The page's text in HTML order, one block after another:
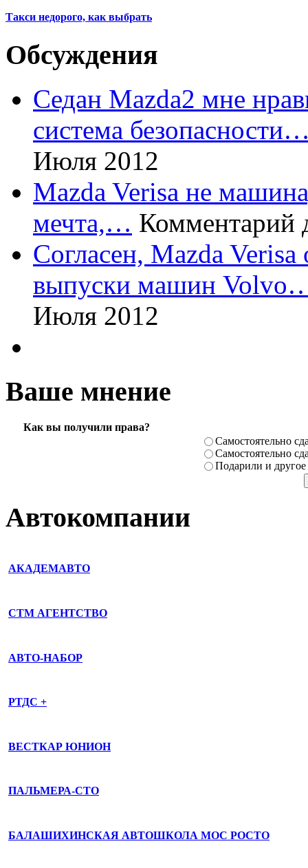
Такси недорого, как выбрать
Обсуждения
Седан Mazda2 мне
система
Июля 2012
Mazda Verisa не
мечта,… Комментарий
Согласен, Mazda
выпуски машин
Июля 2012
Ваше мнение
Как вы получили права?
Самостоя­тельно
Самостоя­тельно
Подарили­ и другое
Автокомпании
АКАДЕМАВТО
СТМ АГЕНТСТВО
АВТО-НАБОР
РТДС +
ВЕСТКАР ЮНИОН
ПАЛЬМЕРА-СТО
БАЛАШИХИНСКАЯ АВТОШКОЛА МОС РОСТО